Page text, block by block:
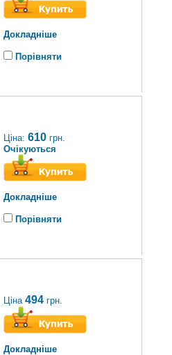
Докладніше
Порівняти
Ціна: 610 грн.
Очікуються
Докладніше
Порівняти
Ціна 494 грн.
Докладніше